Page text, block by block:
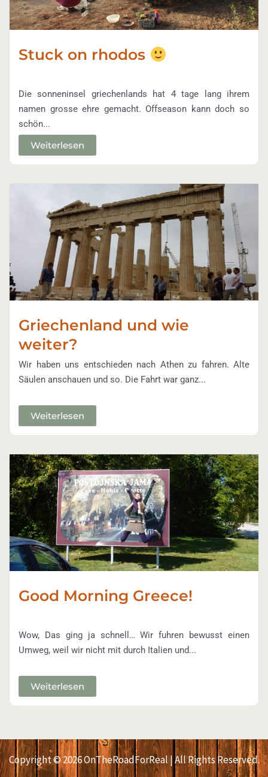
Stuck on rhodos
Die sonneninsel griechenlands hat 4 tage lang ihrem
namen grosse ehre gemacht. Offseason kann doch so
schön...
Weiterlesen
Griechenland und wie
weiter?
Wir haben uns entschieden nach Athen zu fahren. Alte
Säulen anschauen und so. Die Fahrt war ganz...
Weiterlesen
Good Morning Greece!
Wow, Das ging ja schnell… Wir fuhren bewusst einen
Umweg, weil wir nicht mit durch Italien und...
Weiterlesen
Copyright © 2026 OnTheRoadForReal | All Rights Reserved.